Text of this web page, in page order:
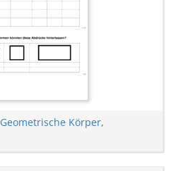
Geometrische Körper,